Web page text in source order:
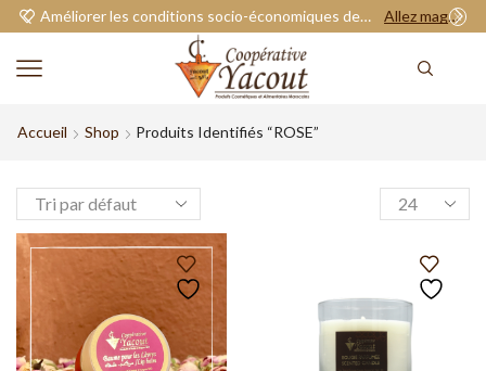
Améliorer les conditions socio-économiques de nos adhérents. Allez magasiner
Accueil Shop Produits Identifiés “ROSE”